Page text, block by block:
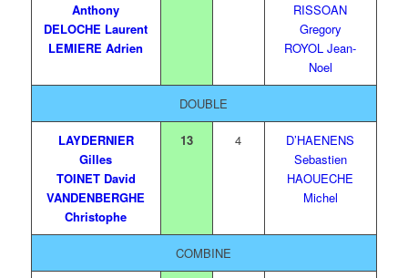
Anthony
DELOCHE Laurent
LEMIERE Adrien
RISSOAN
Gregory
ROYOL Jean-
Noel
DOUBLE
LAYDERNIER
Gilles
TOINET David
VANDENBERGHE
Christophe
13 4
D’HAENENS
Sebastien
HAOUECHE
Michel
COMBINE